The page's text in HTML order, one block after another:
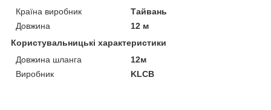
Країна виробник
Тайвань
Довжина
12 м
Користувальницькі характеристики
Довжина шланга
12м
Виробник
KLCB